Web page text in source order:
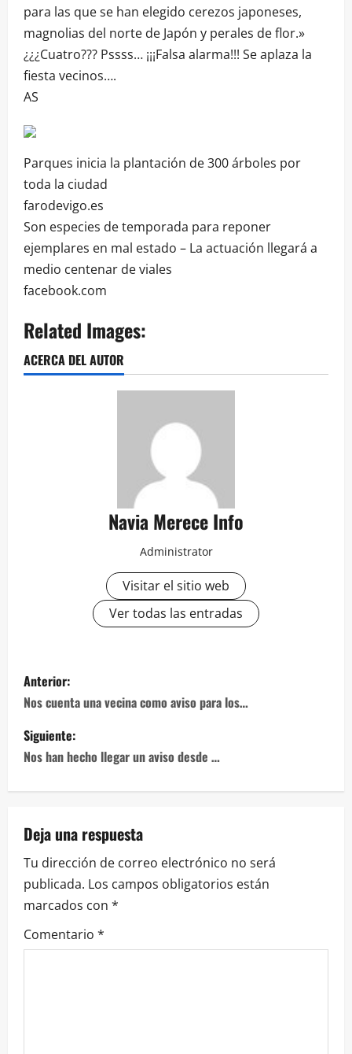
para las que se han elegido cerezos japoneses,
magnolias del norte de Japón y perales de flor.»
¿¿¿Cuatro??? Pssss… ¡¡¡Falsa alarma!!! Se aplaza la
fiesta vecinos….
AS
Parques inicia la plantación de 300 árboles por
toda la ciudad
farodevigo.es
Son especies de temporada para reponer
ejemplares en mal estado – La actuación llegará a
medio centenar de viales
facebook.com
Related Images:
ACERCA DEL AUTOR
Navia Merece Info
Administrator
Visitar el sitio web
Ver todas las entradas
Navegación
de
entradas
Anterior:
Nos cuenta una vecina como aviso para los…
Siguiente:
Nos han hecho llegar un aviso desde …
Deja una respuesta
Tu dirección de correo electrónico no será
publicada. Los campos obligatorios están
marcados con *
Comentario *